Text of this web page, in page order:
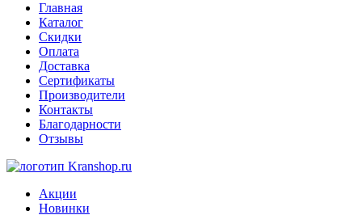
Главная
Каталог
Скидки
Оплата
Доставка
Сертификаты
Производители
Контакты
Благодарности
Отзывы
Акции
Новинки